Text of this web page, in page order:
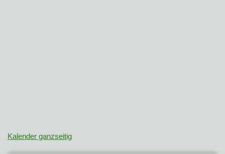
Kalender ganzseitig